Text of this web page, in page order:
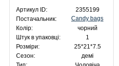
Артикул ID:
2355199
Постачальник:
Candy bags
Колір:
чорний
Штук в упаковці:
1
Розміри:
25*21*7.5
Сезон:
демі